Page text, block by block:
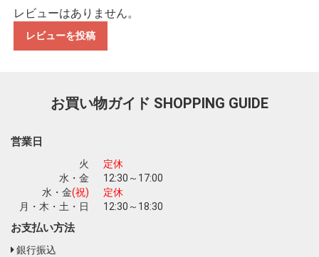
レビューはありません。
レビューを投稿
お買い物ガイド SHOPPING GUIDE
営業日
火
定休
水・金
12:30～17:00
水・金(祝)
定休
月・木・土・日
12:30～18:30
お支払い方法
銀行振込